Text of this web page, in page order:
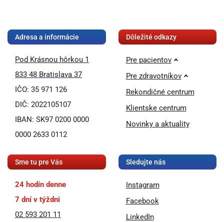
Adresa a informácie
Pod Krásnou hôrkou 1
833 48 Bratislava 37
IČO: 35 971 126
DIČ: 2022105107
IBAN: SK97 0200 0000
0000 2633 0112
Dôležité odkazy
Pre pacientov
Pre zdravotníkov
Rekondičné centrum
Klientske centrum
Novinky a aktuality
❚❚
Sme tu pre Vás
24 hodín denne
7 dní v týždni
02 593 201 11
Sledujte nás
Instagram
Facebook
LinkedIn